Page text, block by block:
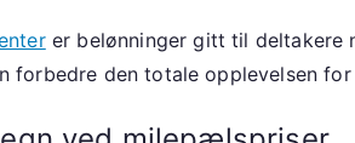
er belønninger gitt til deltakere
forbedre den totale opplevelsen for